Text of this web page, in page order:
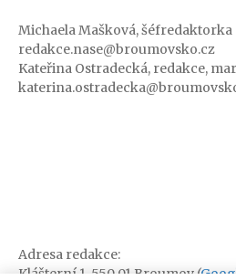
Michaela Mašková, šéfredaktorka
redakce.nase@broumovsko.cz
Kateřina Ostradecká, redakce,
Adresa redakce:
Klášterní 1, 550 01 Broumov (